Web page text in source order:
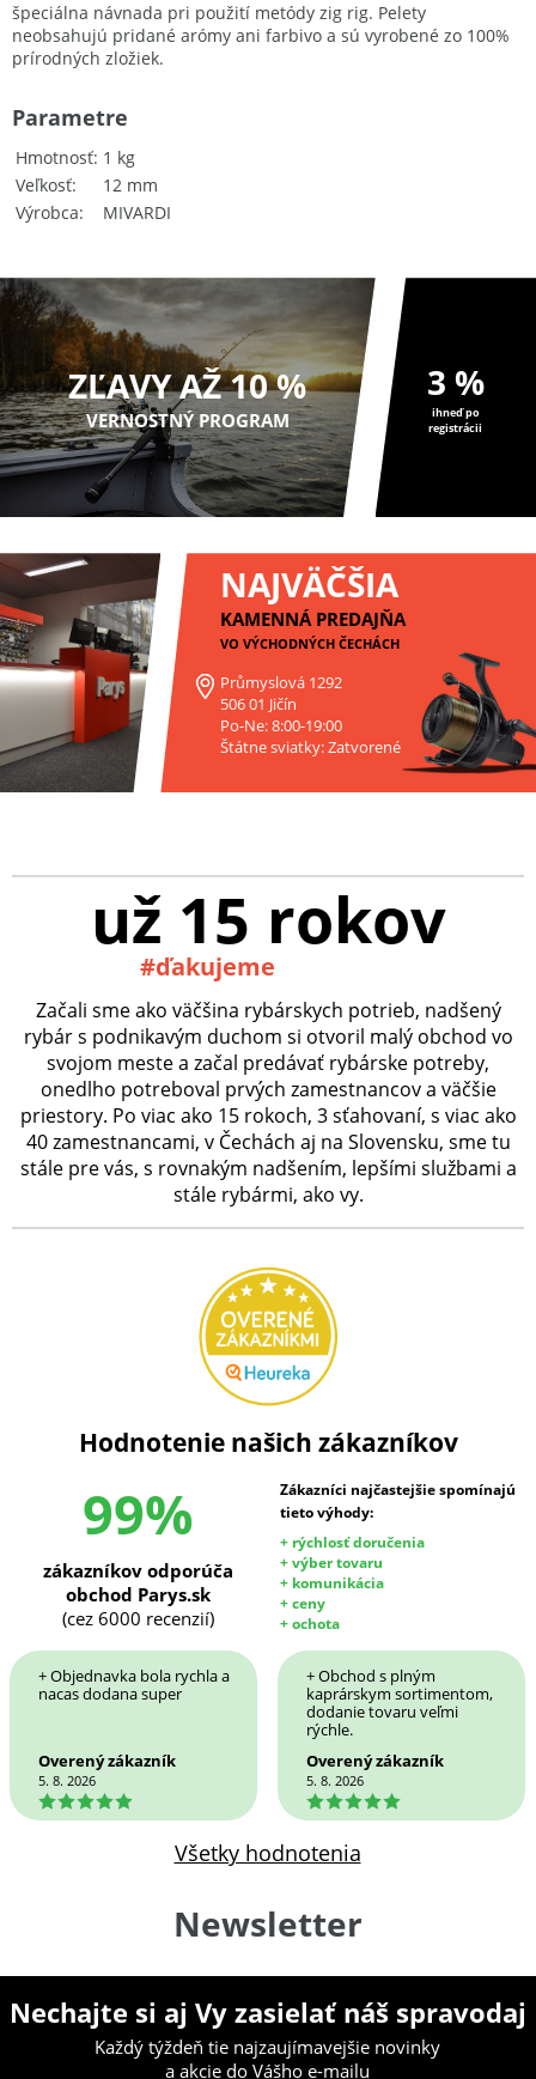
špeciálna návnada pri použití metódy zig rig. Pelety
neobsahujú pridané arómy ani farbivo a sú vyrobené zo 100%
prírodných zložiek.
Hmotnosť 1 kg
Veľkosť
12 mm
Výrobca
MIVARDI
Parametre
ZĽAVY AŽ 10 %
VERNOSTNÝ PROGRAM
3 %
ihneď po
registrácii
NAJVÄČŠIA
KAMENNÁ PREDAJŇA
VO VÝCHODNÝCH ČECHÁCH
Průmyslová 1292
506 01 Jičín
Po-Ne: 8:00-19:00
Štátne sviatky: Zatvorené
už 15 rokov
#ďakujeme
Začali sme ako väčšina rybárskych potrieb, nadšený
rybár s podnikavým duchom si otvoril malý obchod vo
svojom meste a začal predávať rybárske potreby,
onedlho potreboval prvých zamestnancov a väčšie
priestory. Po viac ako 15 rokoch, 3 sťahovaní, s viac ako
40 zamestnancami, v Čechách aj na Slovensku, sme tu
stále pre vás, s rovnakým nadšením, lepšími službami a
stále rybármi, ako vy.
Hodnotenie našich zákazníkov
99%
Zákazníci najčastejšie spomínajú
tieto výhody:
+ rýchlosť doručenia
+ výber tovaru
+ komunikácia
+ ceny
+ ochota
zákazníkov odporúča
obchod Parys.sk
(cez 6000 recenzií)
+ Objednavka bola rychla a
nacas dodana super
Overený zákazník
5. 8. 2026
5
+ Obchod s plným
kaprárskym sortimentom,
dodanie tovaru veľmi
rýchle.
Overený zákazník
5. 8. 2026
5
Všetky hodnotenia
Newsletter
Nechajte si aj Vy zasielať náš spravodaj
Každý týždeň tie najzaujímavejšie novinky
a akcie do Vášho e-mailu